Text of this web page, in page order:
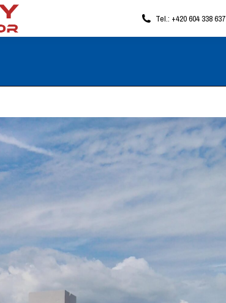
Tel.: +420 604 338 637